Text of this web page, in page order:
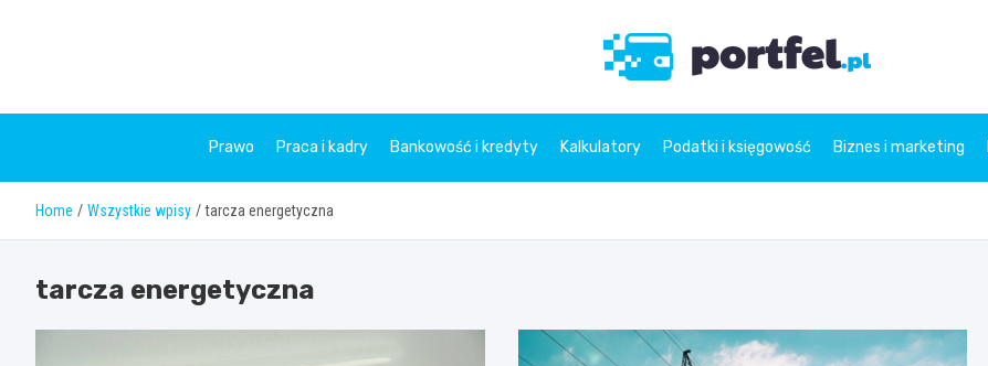
Prawo Praca i kadry Bankowość i kredyty Kalkulatory Podatki i księgowość Biznes i marketing
Home Wszystkie wpisy tarcza energetyczna
tarcza energetyczna